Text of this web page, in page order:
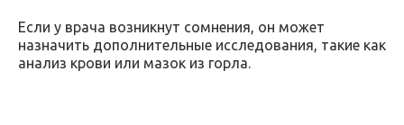
Если у врача возникнут сомнения, он может
назначить дополнительные исследования, такие как
анализ крови или мазок из горла.